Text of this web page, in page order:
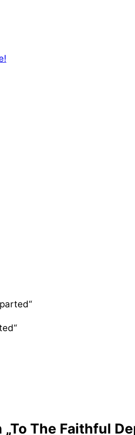
The Faithful